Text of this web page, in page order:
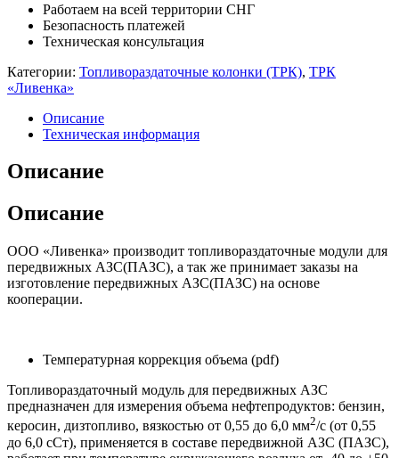
передвижных
АЗС
учет
Работаем на всей территории СНГ
Безопасность платежей
Техническая консультация
Категории: Топливораздаточные колонки (ТРК), ТРК
«Ливенка»
Описание
Техническая информация
Описание
Описание
OOO «Ливенка» производит топливораздаточные модули для
передвижных АЗС(ПАЗС), а так же принимает заказы на
изготовление передвижных АЗС(ПАЗС) на основе
кооперации.
Температурная коррекция объема (pdf)
Топливораздаточный модуль для передвижных АЗС
предназначен для измерения объема нефтепродуктов: бензин,
керосин, дизтопливо, вязкостью от 0,55 до 6,0 мм2/с (от 0,55
до 6,0 сСт), применяется в составе передвижной АЗС (ПАЗС),